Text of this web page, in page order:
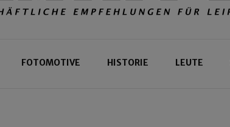
FOTOMOTIVE HISTORIE LEUTE